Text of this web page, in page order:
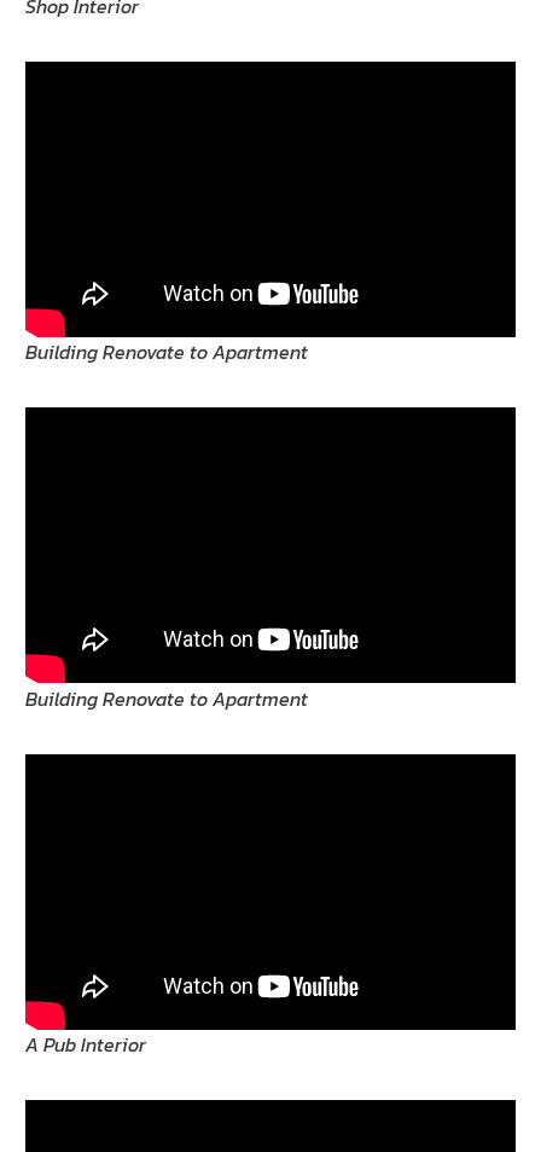
Shop Interior
Building Renovate to Apartment
Building Renovate to Apartment
A Pub Interior